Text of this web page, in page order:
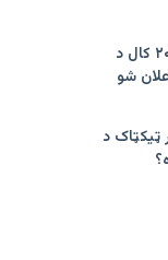
د کرکټ نړیوالې شورا د ۲۰۲۵ کال د
شو
ټيکټاک د